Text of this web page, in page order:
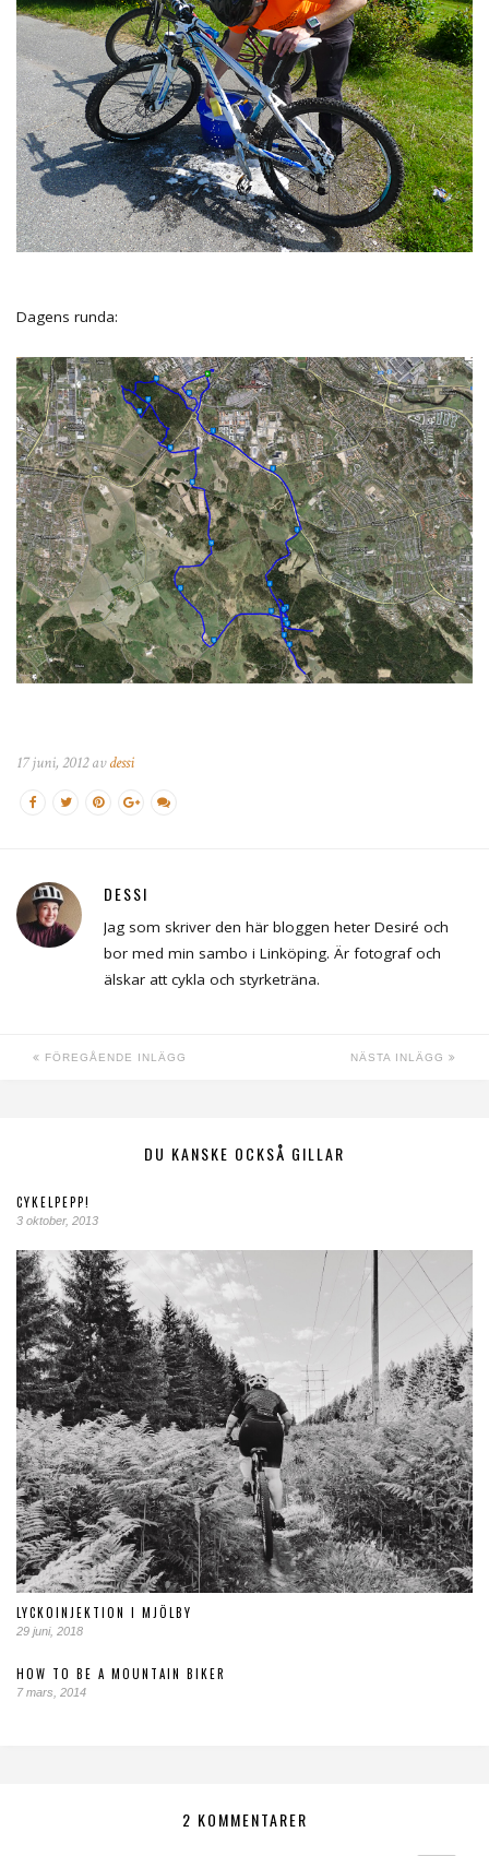
Dagens runda:
17 juni, 2012 avdessi
DESSI
Jag som skriver den här bloggen heter Desiré och
bor med min sambo i Linköping. Är fotograf och
älskar att cykla och styrketräna.
FÖREGÅENDE INLÄGG NÄSTA INLÄGG
DU KANSKE OCKSÅ GILLAR
CYKELPEPP!
3 oktober, 2013
LYCKOINJEKTION I MJÖLBY
29 juni, 2018
HOW TO BE A MOUNTAIN BIKER
7 mars, 2014
2 KOMMENTARER